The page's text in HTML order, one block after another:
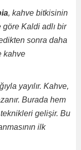
, kahve bitkisinin
Kaldi adlı bir
sonra daha
kahve
yayılır. Kahve,
Burada hem
gelişir. Bu
ilk